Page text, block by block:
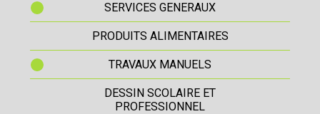
SERVICES GENERAUX
PRODUITS ALIMENTAIRES
TRAVAUX MANUELS
DESSIN SCOLAIRE ET
PROFESSIONNEL